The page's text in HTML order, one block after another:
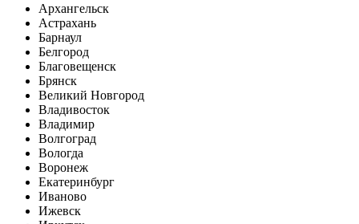
Архангельск
Астрахань
Барнаул
Белгород
Благовещенск
Брянск
Великий Новгород
Владивосток
Владимир
Волгоград
Вологда
Воронеж
Екатеринбург
Иваново
Ижевск